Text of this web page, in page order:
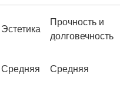
Эстетика
Прочность и
долговечность
Средняя
Средняя